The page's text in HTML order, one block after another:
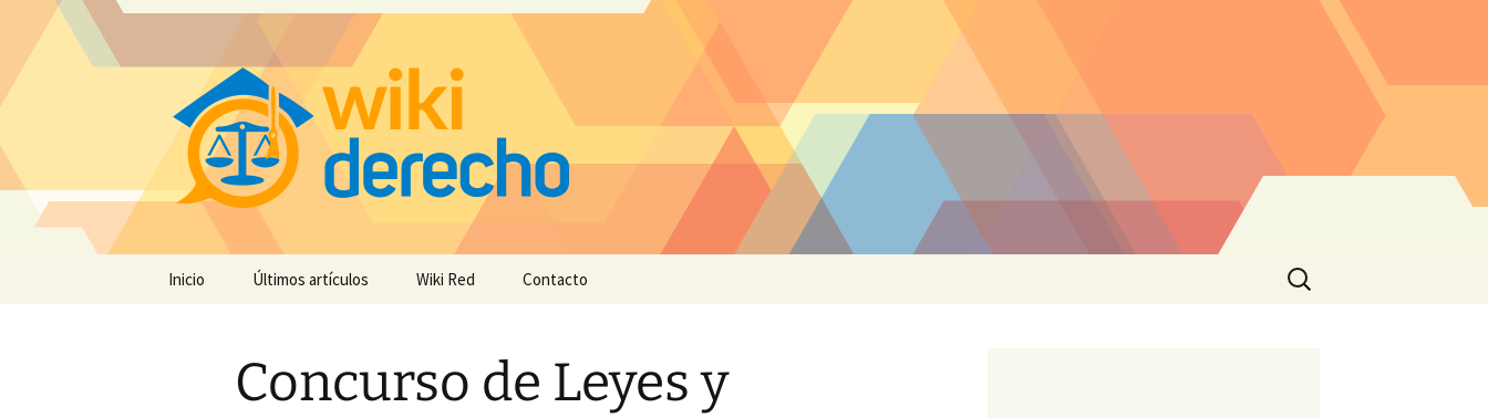
Inicio Últimos artículos Wiki Red Contacto
Buscar:
Concurso de Leyes y